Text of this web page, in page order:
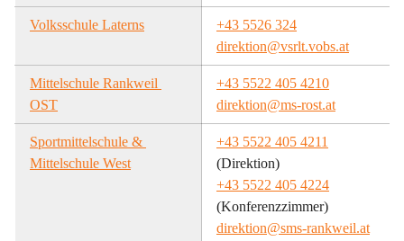
Volksschule Laterns
+43 5526 324
direktion@vsrlt.vobs.at
Mittelschule Rankweil
OST
+43 5522 405 4210
direktion@ms-rost.at
Sportmittelschule &
Mittelschule West
+43 5522 405 4211
(Direktion)
+43 5522 405 4224
(Konferenzzimmer)
direktion@sms-rankweil.at